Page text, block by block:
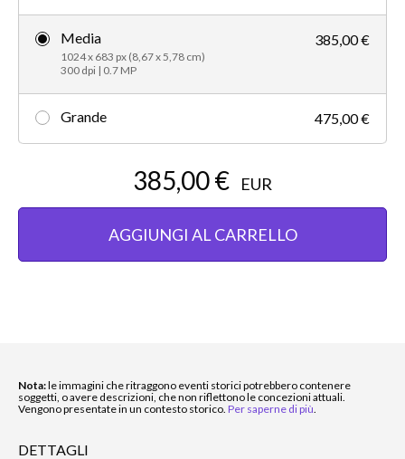
Media
1024 x 683 px (8,67 x 5,78 cm)
300 dpi | 0.7 MP
385,00 €
Grande 475,00 €
385,00 € EUR
AGGIUNGI AL CARRELLO
Nota:le immagini che ritraggono eventi storici potrebbero contenere
soggetti, o avere descrizioni, che non riflettono le concezioni attuali.
Vengono presentate in un contesto storico. Per saperne di più
DETTAGLI